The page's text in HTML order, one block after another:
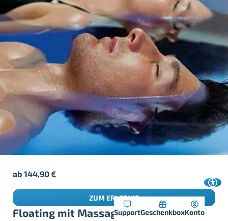
SupportGeschenkboxKonto
Floating mit Massage in Stuttgart
ab144,90€
ZUM ERLEBNIS